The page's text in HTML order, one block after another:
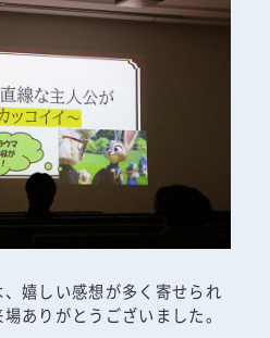
、嬉しい感想が多く寄せられ
ありがとうございました。